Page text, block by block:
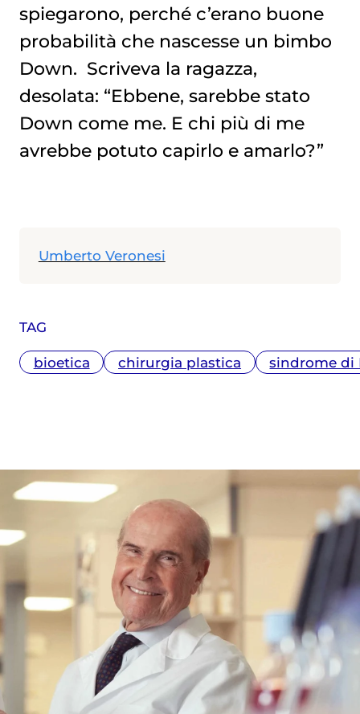
TAG
bioetica chirurgia plastica sindrome di
spiegarono, perché c’erano buone
probabilità che nascesse un bimbo
Down. Scriveva la ragazza,
desolata: “Ebbene, sarebbe stato
Down come me. E chi più di me
avrebbe potuto capirlo e amarlo?”
Umberto Veronesi